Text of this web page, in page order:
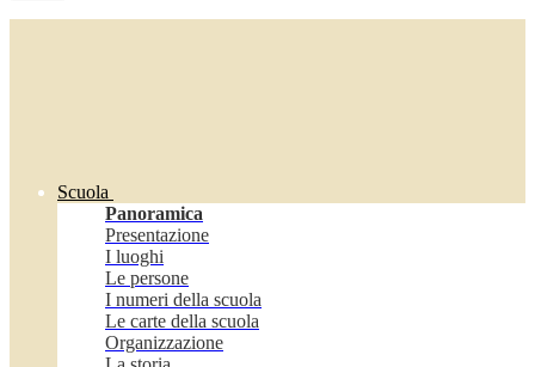
Scuola
Panoramica
Presentazione
I luoghi
Le persone
I numeri della scuola
Le carte della scuola
Organizzazione